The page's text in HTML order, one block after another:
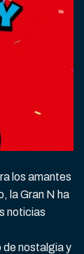
los amantes
la Gran N ha
noticias
de nostalgia y